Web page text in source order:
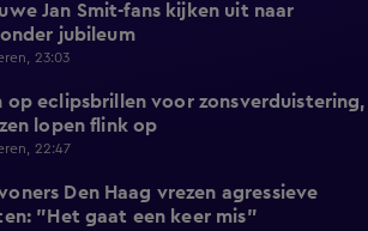
Jan Smit-fans kijken uit naar
jubileum
23:03
op eclipsbrillen voor zonsverduistering,
lopen flink op
22:47
Den Haag vrezen agressieve
"Het gaat een keer mis"